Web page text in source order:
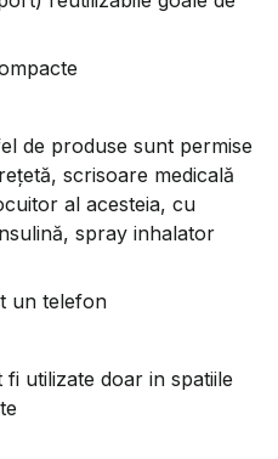
de produse sunt permise
scrisoare medicală
al acesteia, cu
spray inhalator
un telefon
utilizate doar in spatiile